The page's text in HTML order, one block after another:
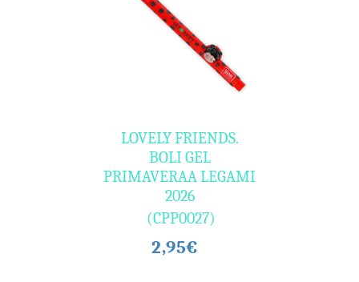
LOVELY FRIENDS.
BOLI GEL
PRIMAVERAA LEGAMI
2026
(CPP0027)
2,95€